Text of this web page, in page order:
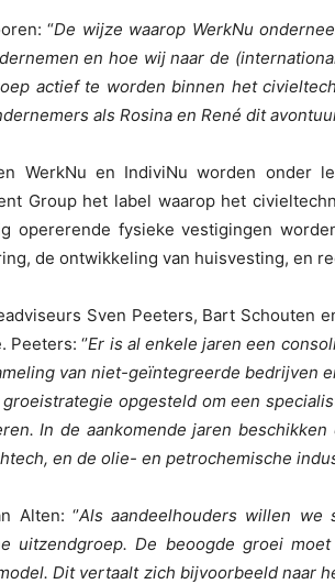
“De wijze waarop WerkNu
en hoe wij naar de
actief te worden binnen het
als Rosina en René dit
WerkNu en IndiviNu worden onder
Group het label waarop het
opererende fysieke vestigingen
de ontwikkeling van huisvesting, en
Sven Peeters, Bart Schouten
‘’Er is al enkele jaren een
van niet-geïntegreerde bedrijven
groeistrategie opgesteld om een
In de aankomende jaren
en de olie- en petrochemische
Alten: ‘’Als aandeelhouders willen we
uitzendgroep. De beoogde groei
Dit vertaalt zich bijvoorbeeld naar